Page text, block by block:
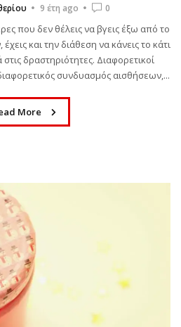
9 έτη ago 0
που δεν θέλεις να βγεις έξω από το
έχεις και την διάθεση να κάνεις το κάτι
δραστηριότητες. Διαφορετικοί
συνδυασμός αισθήσεων,...
More